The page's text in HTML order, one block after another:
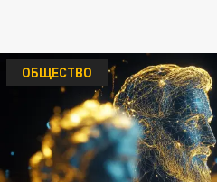
ОБЩЕСТВО